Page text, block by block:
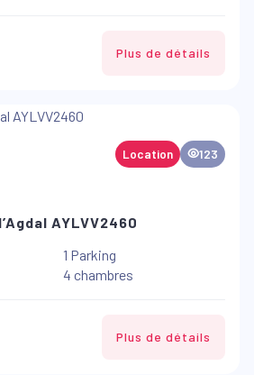
Plus de détails
Location 123
AYLVV2460
1 Parking
4 chambres
Plus de détails